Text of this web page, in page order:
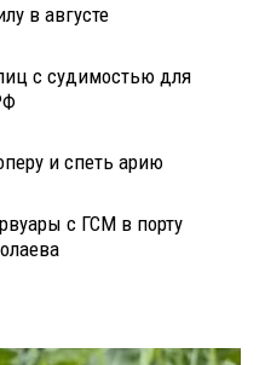
в августе
с судимостью для
и спеть арию
с ГСМ в порту